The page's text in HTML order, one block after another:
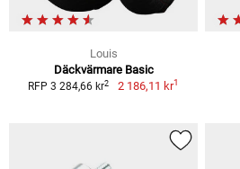
Louis
Däckvärmare Basic
RFP 3 284,66 kr2 2 186,11 kr1